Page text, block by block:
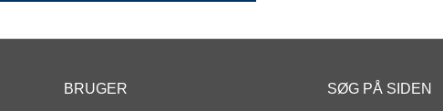
BRUGER SØG PÅ SIDEN